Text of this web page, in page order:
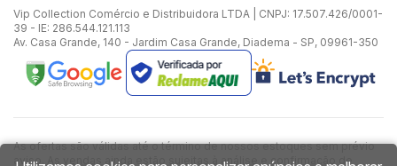
Vip Collection Comércio e Distribuidora LTDA | CNPJ: 17.507.426/0001-
39 - IE: 286.544.121.113
Av. Casa Grande, 140 - Jardim Casa Grande, Diadema - SP, 09961-350
As ofertas são válidas até o término de nossos estoques sem prévio
aviso. As vendas ainda estão sujeitas à análise e confirmação de